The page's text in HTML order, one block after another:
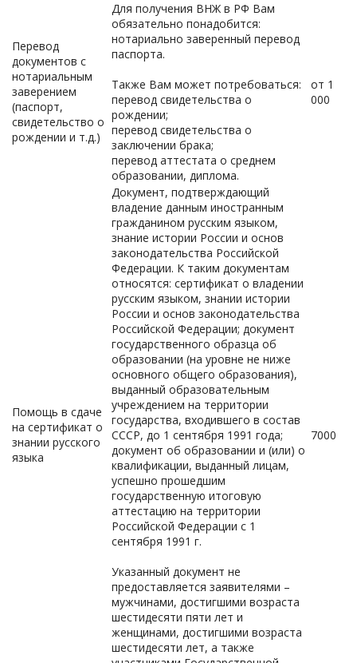
Перевод
документов с
нотариальным
заверением
(паспорт,
свидетельство о
рождении и т.д.)
Для получения ВНЖ в РФ Вам
обязательно понадобится:
нотариально заверенный перевод
паспорта.
Также Вам может потребоваться:
перевод свидетельства о
рождении;
перевод свидетельства о
заключении брака;
перевод аттестата о среднем
образовании, диплома.
от 1
000
Помощь в сдаче
на сертификат о
знании русского
языка
Документ, подтверждающий
владение данным иностранным
гражданином русским языком,
знание истории России и основ
законодательства Российской
Федерации. К таким документам
относятся: сертификат о владении
русским языком, знании истории
России и основ законодательства
Российской Федерации; документ
государственного образца об
образовании (на уровне не ниже
основного общего образования),
выданный образовательным
учреждением на территории
государства, входившего в состав
СССР, до 1 сентября 1991 года;
документ об образовании и (или) о
квалификации, выданный лицам,
успешно прошедшим
государственную итоговую
аттестацию на территории
Российской Федерации с 1
сентября 1991 г.
Указанный документ не
предоставляется заявителями –
мужчинами, достигшими возраста
шестидесяти пяти лет и
женщинами, достигшими возраста
шестидесяти лет, а также
7000